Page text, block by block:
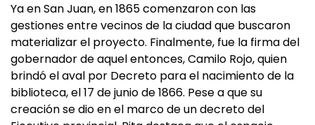
Ya en San Juan, en 1865 comenzaron con las
gestiones entre vecinos de la ciudad que buscaron
materializar el proyecto. Finalmente, fue la firma del
gobernador de aquel entonces, Camilo Rojo, quien
brindó el aval por Decreto para el nacimiento de la
biblioteca, el 17 de junio de 1866. Pese a que su
creación se dio en el marco de un decreto del